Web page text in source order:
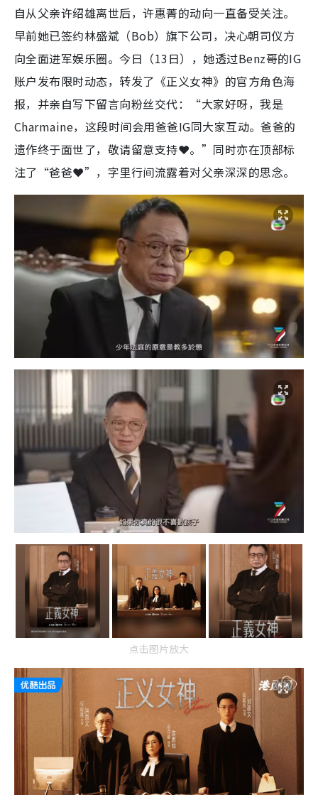
自从父亲许绍雄离世后，许惠菁的动向一直备受关注。
早前她已签约林盛斌（Bob）旗下公司，决心朝司仪方
向全面进军娱乐圈。今日（13日），她透过Benz哥的IG
账户发布限时动态，转发了《正义女神》的官方角色海
报，并亲自写下留言向粉丝交代：“大家好呀，我是
Charmaine，这段时间会用爸爸IG同大家互动。爸爸的
遗作终于面世了，敬请留意支持❤️。”同时亦在顶部标
注了“爸爸❤️”，字里行间流露着对父亲深深的思念。
点击图片放大